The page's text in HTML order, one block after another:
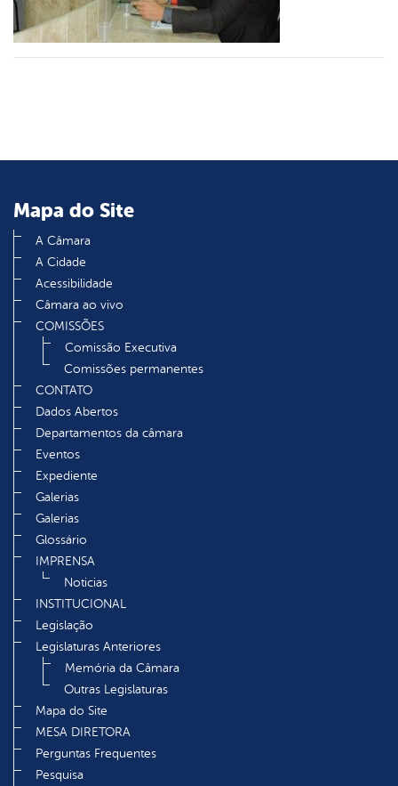
Mapa do Site
A Câmara
A Cidade
Acessibilidade
Câmara ao vivo
COMISSÕES
Comissão Executiva
Comissões permanentes
CONTATO
Dados Abertos
Departamentos da câmara
Eventos
Expediente
Galerias
Galerias
Glossário
IMPRENSA
Noticias
INSTITUCIONAL
Legislação
Legislaturas Anteriores
Memória da Câmara
Outras Legislaturas
Mapa do Site
MESA DIRETORA
Perguntas Frequentes
Pesquisa